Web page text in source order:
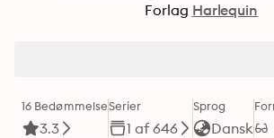
Forlag Harlequin
16 Bedømmelse
3.3
Serier
1 af 646
Sprog
Dansk